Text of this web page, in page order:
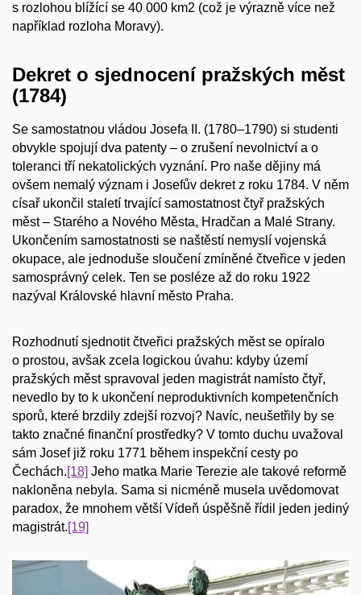
s rozlohou blížící se 40 000 km2 (což je výrazně více než
například rozloha Moravy).
Dekret o sjednocení pražských měst
(1784)
Se samostatnou vládou Josefa II. (1780–1790) si studenti
obvykle spojují dva patenty – o zrušení nevolnictví a o
toleranci tří nekatolických vyznání. Pro naše dějiny má
ovšem nemalý význam i Josefův dekret z roku 1784. V něm
císař ukončil staletí trvající samostatnost čtyř pražských
měst – Starého a Nového Města, Hradčan a Malé Strany.
Ukončením samostatnosti se naštěstí nemyslí vojenská
okupace, ale jednoduše sloučení zmíněné čtveřice v jeden
samosprávný celek. Ten se posléze až do roku 1922
nazýval Královské hlavní město Praha.
Rozhodnutí sjednotit čtveřici pražských měst se opíralo
o prostou, avšak zcela logickou úvahu: kdyby území
pražských měst spravoval jeden magistrát namísto čtyř,
nevedlo by to k ukončení neproduktivních kompetenčních
sporů, které brzdily zdejší rozvoj? Navíc, neušetřily by se
takto značné finanční prostředky? V tomto duchu uvažoval
sám Josef již roku 1771 během inspekční cesty po
Čechách.[18] Jeho matka Marie Terezie ale takové reformě
nakloněna nebyla. Sama si nicméně musela uvědomovat
paradox, že mnohem větší Vídeň úspěšně řídil jeden jediný
magistrát.[19]